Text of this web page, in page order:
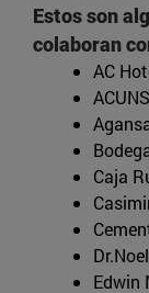
Estos son
colaboran
AC
Caja
Edwin